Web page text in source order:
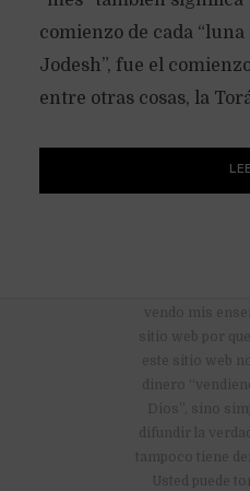
comienzo de cada “luna
Jodesh”, fue el
entre otras cosas, la
vendo mis
sitio web por
este sitio web
dinero
Dios”, sino
difundir la
tampoco tiene
Usted puede